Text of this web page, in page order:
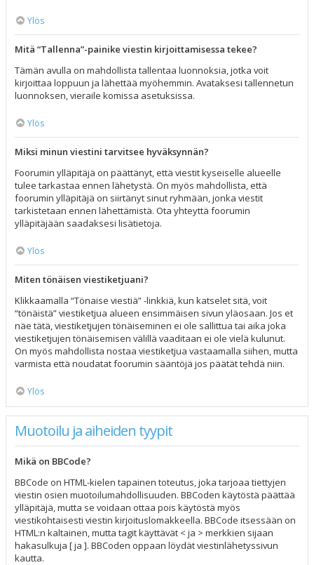
Ylös
Mitä “Tallenna”-painike viestin kirjoittamisessa tekee?
Tämän avulla on mahdollista tallentaa luonnoksia, jotka voit
kirjoittaa loppuun ja lähettää myöhemmin. Avataksesi tallennetun
luonnoksen, vieraile komissa asetuksissa.
Ylös
Miksi minun viestini tarvitsee hyväksynnän?
Foorumin ylläpitäjä on päättänyt, että viestit kyseiselle alueelle
tulee tarkastaa ennen lähetystä. On myös mahdollista, että
foorumin ylläpitäjä on siirtänyt sinut ryhmään, jonka viestit
tarkistetaan ennen lähettämistä. Ota yhteyttä foorumin
ylläpitäjään saadaksesi lisätietoja.
Ylös
Miten tönäisen viestiketjuani?
Klikkaamalla “Tönaise viestiä” -linkkiä, kun katselet sitä, voit
“tönäistä” viestiketjua alueen ensimmäisen sivun yläosaan. Jos et
näe tätä, viestiketjujen tönäiseminen ei ole sallittua tai aika joka
viestiketjujen tönäisemisen välillä vaaditaan ei ole vielä kulunut.
On myös mahdollista nostaa viestiketjua vastaamalla siihen, mutta
varmista että noudatat foorumin sääntöjä jos päätät tehdä niin.
Ylös
Muotoilu ja aiheiden tyypit
Mikä on BBCode?
BBCode on HTML-kielen tapainen toteutus, joka tarjoaa tiettyjen
viestin osien muotoilumahdollisuuden. BBCoden käytöstä päättää
ylläpitäjä, mutta se voidaan ottaa pois käytöstä myös
viestikohtaisesti viestin kirjoituslomakkeella. BBCode itsessään on
HTML:n kaltainen, mutta tagit käyttävät < ja > merkkien sijaan
hakasulkuja [ ja ]. BBCoden oppaan löydät viestinlähetyssivun
kautta.